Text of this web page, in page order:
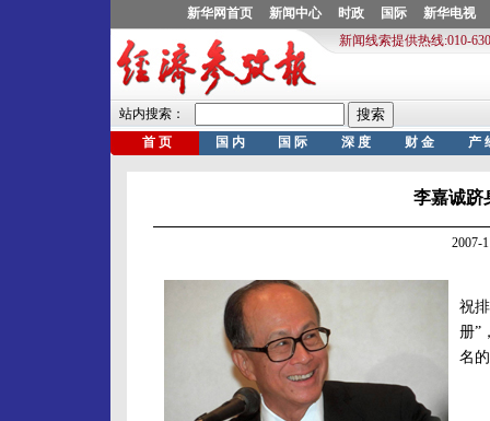
李嘉诚跻
2007-
祝
册”
名